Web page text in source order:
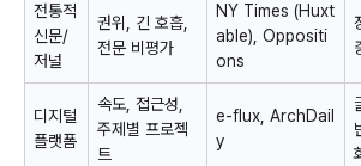
전통적
신문/
저널
권위, 긴 호흡,
전문 비평가
NY Times (Huxt
able), Oppositi
ons
디지털
플랫폼
속도, 접근성,
주제별 프로젝
트
e-flux, ArchDail
y